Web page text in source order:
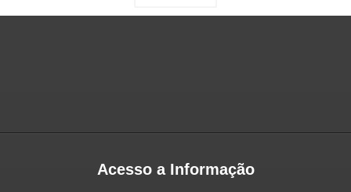
Acesso a Informação